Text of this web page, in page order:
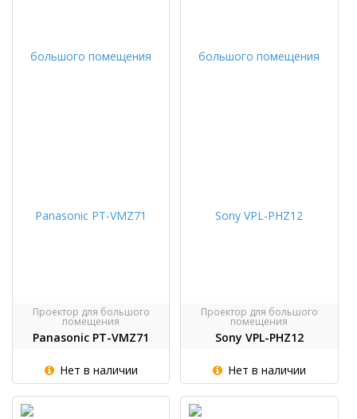
Проектор для большого
помещения
Panasonic PT-VMZ71
Нет в наличии
Проектор для большого
помещения
Sony VPL-PHZ12
Нет в наличии